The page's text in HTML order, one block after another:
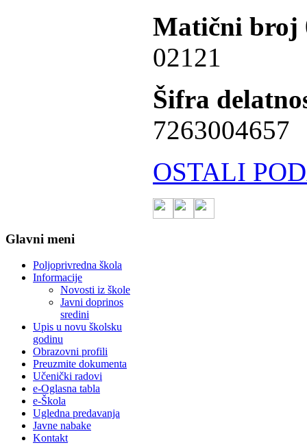
Matični broj
02121
Šifra
7263004657
OSTALI
Glavni meni
Poljoprivredna škola
Informacije
Novosti iz škole
Javni doprinos
sredini
Upis u novu školsku
godinu
Obrazovni profili
Preuzmite dokumenta
Učenički radovi
e-Oglasna tabla
e-Škola
Ugledna predavanja
Javne nabake
Kontakt